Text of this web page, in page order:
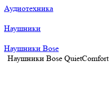
Аудиотехника
Наушники
Наушники Bose
Наушники Bose